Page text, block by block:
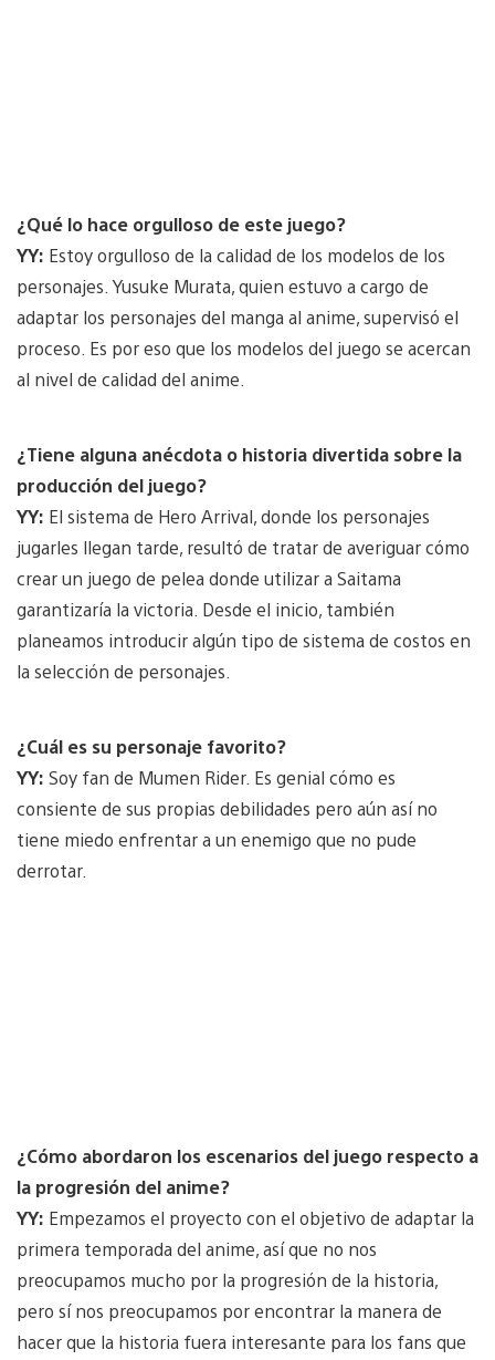
¿Qué lo hace orgulloso de este juego?
YY: Estoy orgulloso de la calidad de los modelos de los
personajes. Yusuke Murata, quien estuvo a cargo de
adaptar los personajes del manga al anime, supervisó el
proceso. Es por eso que los modelos del juego se acercan
al nivel de calidad del anime.
¿Tiene alguna anécdota o historia divertida sobre la
producción del juego?
YY: El sistema de Hero Arrival, donde los personajes
jugarles llegan tarde, resultó de tratar de averiguar cómo
crear un juego de pelea donde utilizar a Saitama
garantizaría la victoria. Desde el inicio, también
planeamos introducir algún tipo de sistema de costos en
la selección de personajes.
¿Cuál es su personaje favorito?
YY: Soy fan de Mumen Rider. Es genial cómo es
consiente de sus propias debilidades pero aún así no
tiene miedo enfrentar a un enemigo que no pude
derrotar.
¿Cómo abordaron los escenarios del juego respecto a
la progresión del anime?
YY: Empezamos el proyecto con el objetivo de adaptar la
primera temporada del anime, así que no nos
preocupamos mucho por la progresión de la historia,
pero sí nos preocupamos por encontrar la manera de
hacer que la historia fuera interesante para los fans que